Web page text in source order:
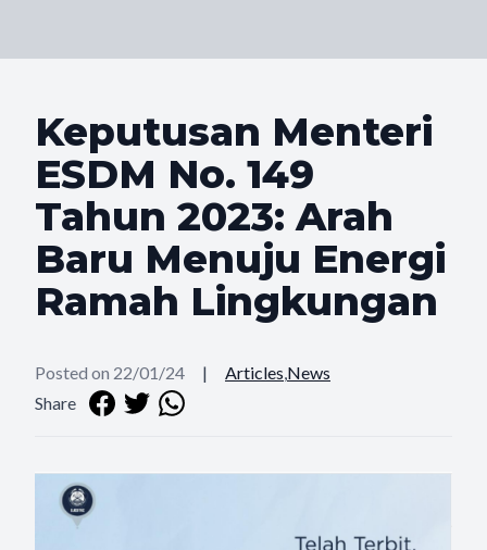
Keputusan Menteri
ESDM No. 149
Tahun 2023: Arah
Baru Menuju Energi
Ramah Lingkungan
Posted on 22/01/24 | Articles,News
Share